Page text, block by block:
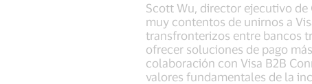
Scott Wu, director ejecutivo
muy contentos de unirnos a
transfronterizos entre bancos
ofrecer soluciones de pago
colaboración con Visa B2B
valores fundamentales de la